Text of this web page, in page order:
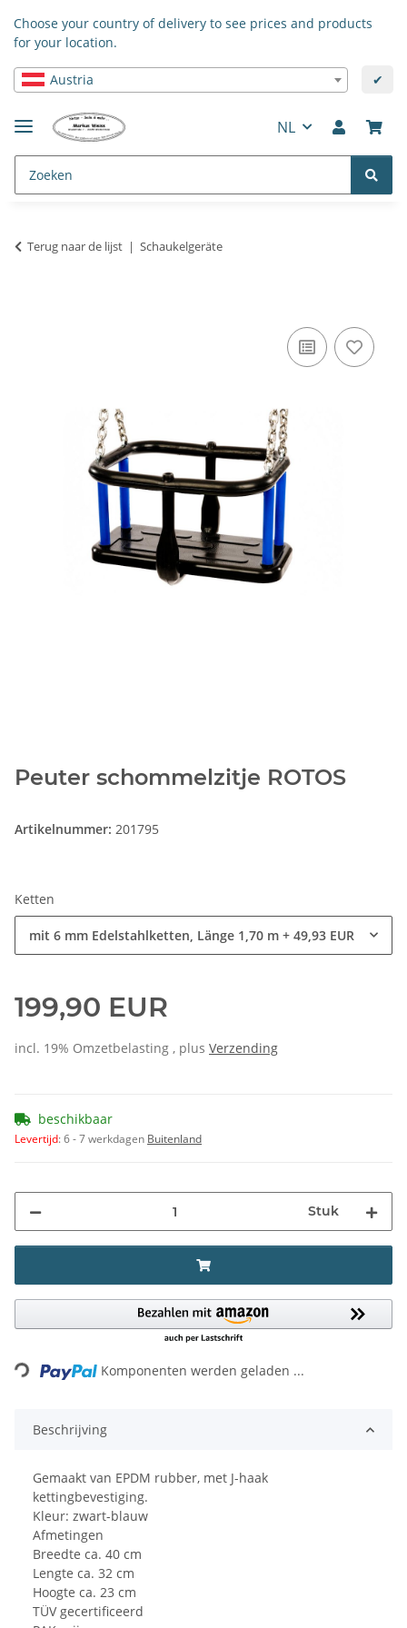
Choose your country of delivery to see prices and products
for your location.
Austria ✔
NL
Terug naar de lijst Schaukelgeräte
Peuter schommelzitje ROTOS
Artikelnummer: 201795
Ketten
mit 6 mm Edelstahlketten, Länge 1,70 m + 49,93 EUR
199,90 EUR
incl. 19% Omzetbelasting , plus Verzending
beschikbaar
Levertijd:6 - 7 werkdagen Buitenland
Stuk
Loading... Komponenten werden geladen ...
Beschrijving
Gemaakt van EPDM rubber, met J-haak
kettingbevestiging.
Kleur: zwart-blauw
Afmetingen
Breedte ca. 40 cm
Lengte ca. 32 cm
Hoogte ca. 23 cm
TÜV gecertificeerd